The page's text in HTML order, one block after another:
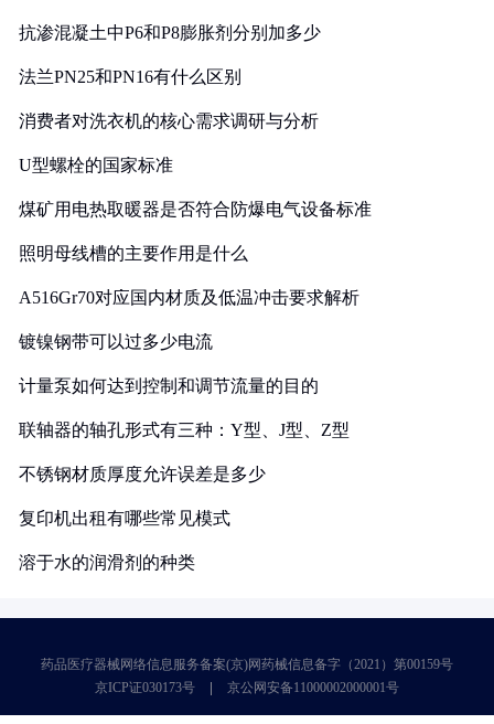
抗渗混凝土中P6和P8膨胀剂分别加多少
法兰PN25和PN16有什么区别
消费者对洗衣机的核心需求调研与分析
U型螺栓的国家标准
煤矿用电热取暖器是否符合防爆电气设备标准
照明母线槽的主要作用是什么
A516Gr70对应国内材质及低温冲击要求解析
镀镍钢带可以过多少电流
计量泵如何达到控制和调节流量的目的
联轴器的轴孔形式有三种：Y型、J型、Z型
不锈钢材质厚度允许误差是多少
复印机出租有哪些常见模式
溶于水的润滑剂的种类
药品医疗器械网络信息服务备案(京)网药械信息备字（2021）第00159号
京ICP证030173号
京公网安备11000002000001号